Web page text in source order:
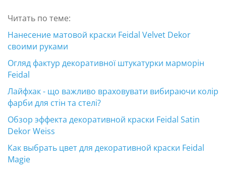
Читать по теме:
Нанесение матовой краски Feidal Velvet Dekor
своими руками
Огляд фактур декоративної штукатурки марморін
Feidal
Лайфхак - що важливо враховувати вибираючи колір
фарби для стін та стелі?
Обзор эффекта декоративной краски Feidal Satin
Dekor Weiss
Как выбрать цвет для декоративной краски Feidal
Magie